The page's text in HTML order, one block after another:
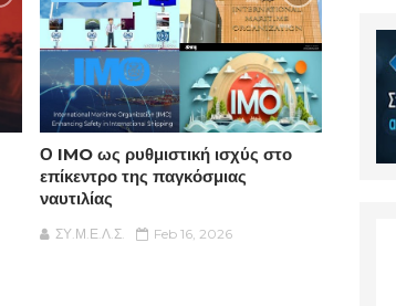
Ο IMO ως ρυθμιστική ισχύς στο
επίκεντρο της παγκόσμιας
ναυτιλίας
ΣΥ.Μ.Ε.Λ.Σ. Feb 16, 2026